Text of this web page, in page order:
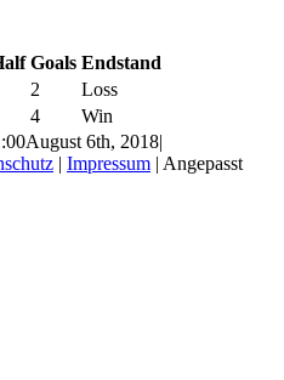
Goals Endstand
2
Loss
4
Win
August 6th, 2018|
| Impressum | Angepasst